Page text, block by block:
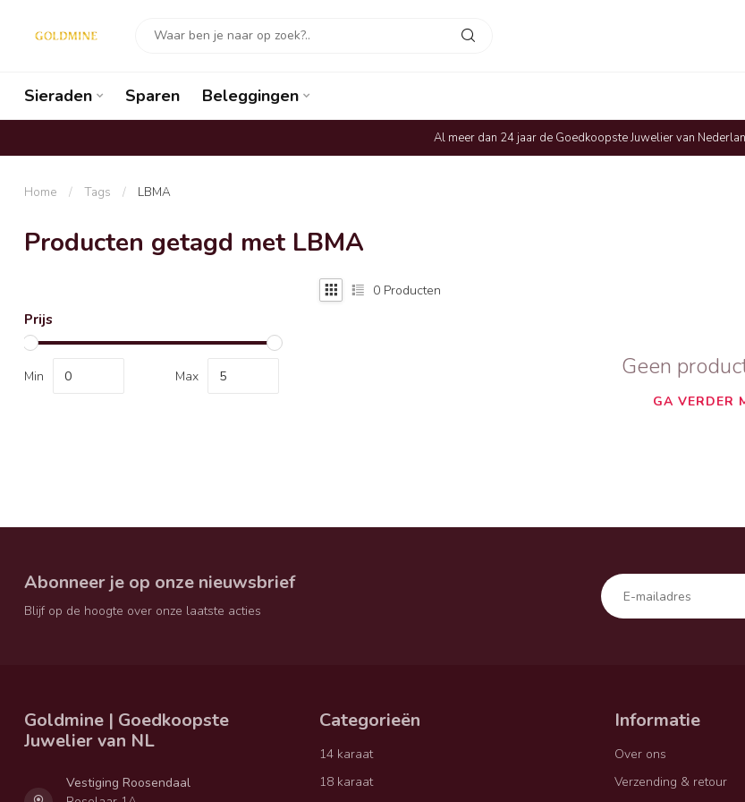
Sieraden Sparen Beleggingen
Al meer dan 24 jaar de Goedkoopste Juwelier van
Home / Tags / LBMA
Producten getagd met LBMA
Prijs
Min Max
0 Producten
Geen
GA VERDER
Abonneer je op onze nieuwsbrief
Blijf op de hoogte over onze laatste acties
Goldmine | Goedkoopste
Juwelier van NL
Vestiging Roosendaal
Categorieën
14 karaat
18 karaat
Informatie
Over ons
Verzending & retour